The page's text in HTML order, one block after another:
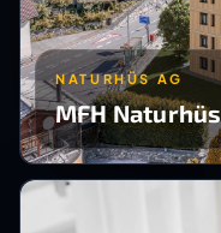
NATURHÜS AG
MFH Naturhüs